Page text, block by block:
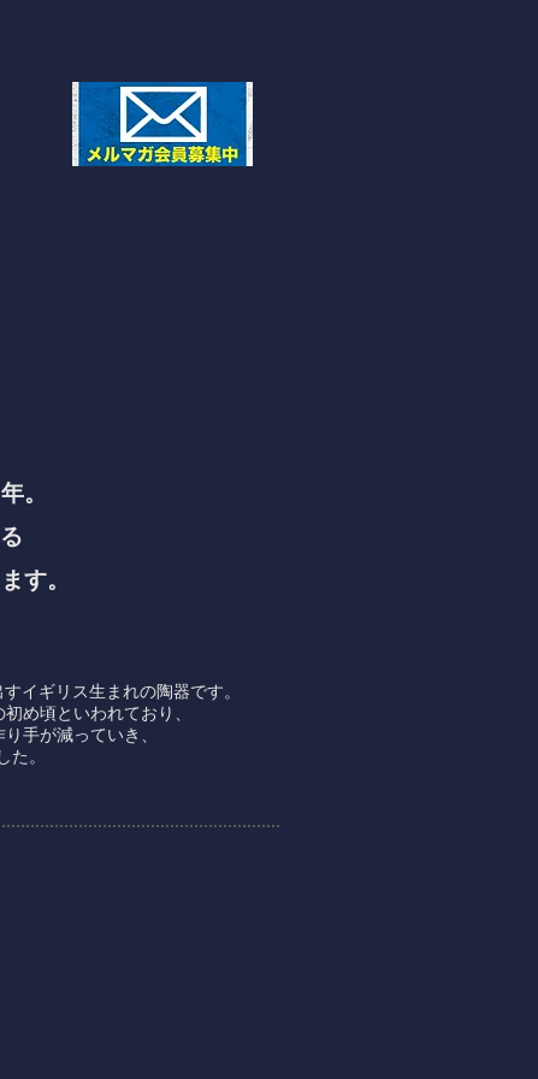
イギリス生まれの陶器です。
め頃といわれており、
手が減っていき、
。
。
す。